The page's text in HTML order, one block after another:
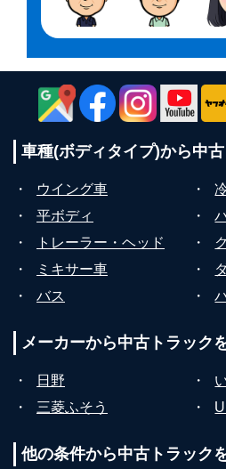
車種(ボディタイプ)から中
・ ウイング車 ・
・
平ボディ ・
・
トレーラー・ヘッド ・
・
ミキサー車 ・
・
バス ・
メーカーから中古トラック
・ 日野 ・
・
三菱ふそう ・
他の条件から中古トラック